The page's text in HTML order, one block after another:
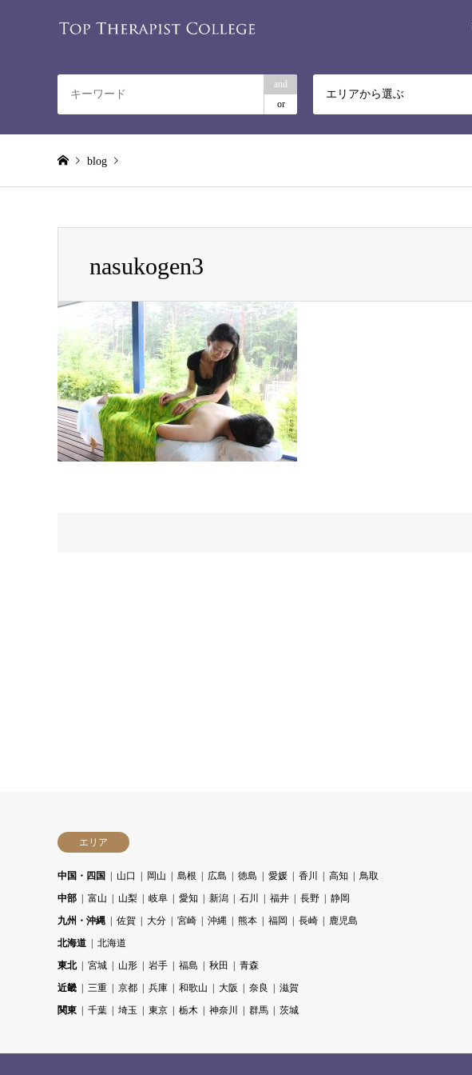
and
or
エリアから選ぶ
blog
nasukogen3nasukogen3
エリア
中国・四国 山口 岡山 島根 広島 徳島 愛媛 香川 高知
鳥取
中部
富山 山梨 岐阜 愛知 新潟 石川 福井 長野
静岡
九州・沖縄
佐賀 大分 宮崎 沖縄 熊本 福岡 長崎
鹿児島
北海道
北海道
東北
宮城 山形 岩手 福島 秋田
青森
近畿
三重 京都 兵庫 和歌山 大阪 奈良
滋賀
関東
千葉 埼玉 東京 栃木 神奈川 群馬 茨城